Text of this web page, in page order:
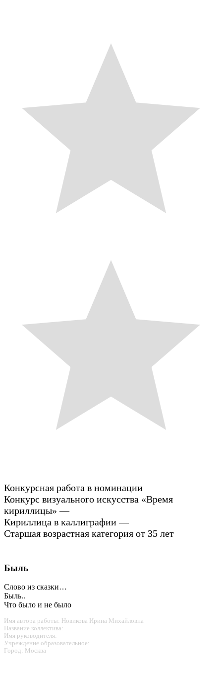
Конкурсная работа в номинации
Конкурс визуального искусства «Время
кириллицы» —
Кириллица в каллиграфии —
Старшая возрастная категория от 35 лет
Быль
Слово из сказки…
Быль..
Что было и не было
Имя автора работы: Новикова Ирина Михайловна
Название коллектива:
Имя руководителя:
Учреждение образовательное:
Город: Москва